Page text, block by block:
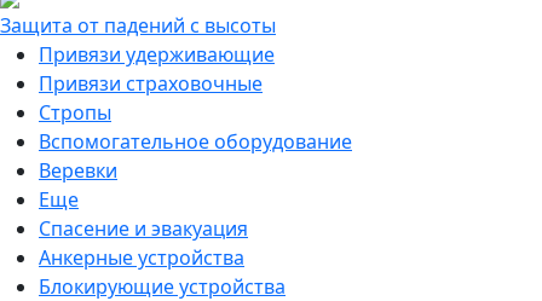
Защита от падений с высоты
Привязи удерживающие
Привязи страховочные
Стропы
Вспомогательное оборудование
Веревки
Еще
Спасение и эвакуация
Анкерные устройства
Блокирующие устройства